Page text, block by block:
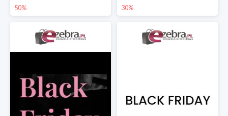
50% 30%